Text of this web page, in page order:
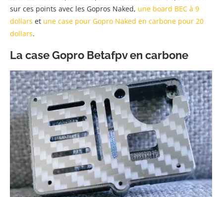
sur ces points avec les Gopros Naked, une board BEC à 9
dollars et une case pour Gopro Naked en carbone pour 20
dollars.
La case Gopro Betafpv en carbone